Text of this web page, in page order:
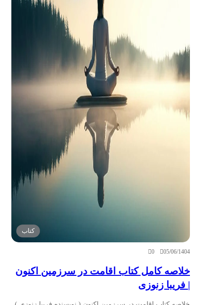
کتاب
05/06/1404
0
خلاصه کامل کتاب اقامت در سرزمین اکنون
| فریبا زنوزی